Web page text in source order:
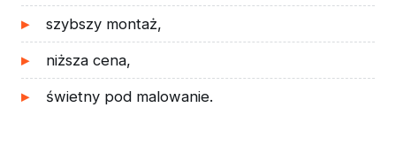
szybszy montaż,
niższa cena,
świetny pod malowanie.